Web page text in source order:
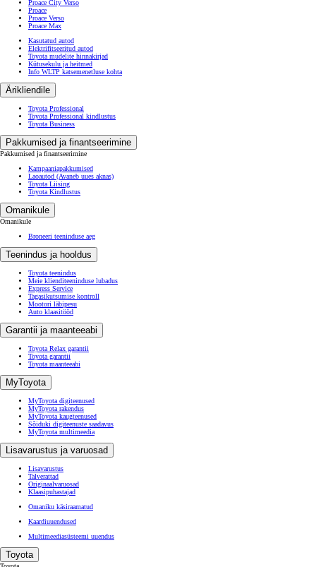
Proace City Verso
Proace
Proace Verso
Proace Max
Kasutatud autod
Elektrifitseeritud autod
Toyota mudelite hinnakirjad
Kütusekulu ja heitmed
Info WLTP katsemenetluse kohta
Ärikliendile
Toyota Professional
Toyota Professional kindlustus
Toyota Business
Pakkumised ja finantseerimine
Pakkumised ja finantseerimine
Kampaaniapakkumised
Laoautod (Avaneb uues aknas)
Toyota Liising
Toyota Kindlustus
Omanikule
Omanikule
Broneeri teeninduse aeg
Teenindus ja hooldus
Toyota teenindus
Meie klienditeeninduse lubadus
Express Service
Tagasikutsumise kontroll
Mootori läbipesu
Auto klaasitööd
Garantii ja maanteeabi
Toyota Relax garantii
Toyota garantii
Toyota maanteeabi
MyToyota
MyToyota digiteenused
MyToyota rakendus
MyToyota kaugteenused
Sõiduki digiteenuste saadavus
MyToyota multimeedia
Lisavarustus ja varuosad
Lisavarustus
Talverattad
Originaalvaruosad
Klaasipuhastajad
Omaniku käsiraamatud
Kaardiuuendused
Multimeediasüsteemi uuendus
Toyota